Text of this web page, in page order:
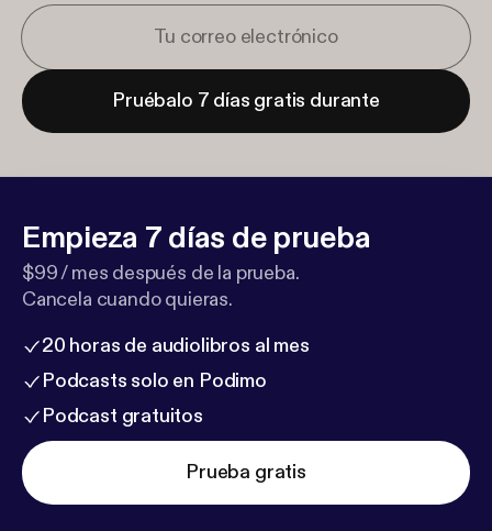
Pruébalo 7 días gratis durante
Empieza 7 días de prueba
$99 / mes después de la prueba.
Cancela cuando quieras.
20 horas de audiolibros al mes
Podcasts solo en Podimo
Podcast gratuitos
Prueba gratis